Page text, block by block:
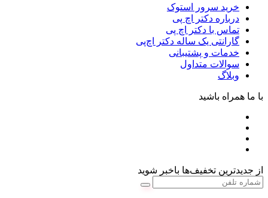
خرید سرور استوک
درباره دکتر اچ پی
تماس با دکتر اچ پی
گارانتی یک ساله دکتر اچ‌پی
خدمات و پشتیبانی
سوالات متداول
وبلاگ
با ما همراه باشید
از جدیدترین تخفیف‌ها باخبر شوید